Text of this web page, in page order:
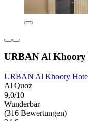
URBAN Al Khoory
URBAN Al Khoory
Al Quoz
9,0/10
Wunderbar
(316 Bewertungen)